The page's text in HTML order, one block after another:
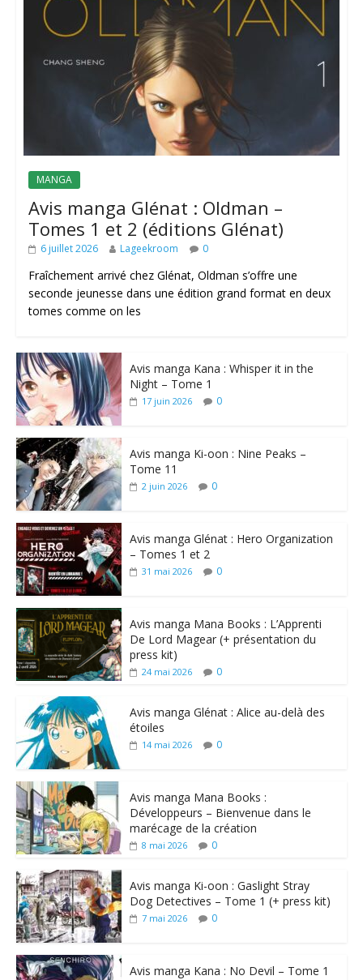
MANGA
Avis manga Glénat : Oldman –
Tomes 1 et 2 (éditions Glénat)
6 juillet 2026 Lageekroom 0
Fraîchement arrivé chez Glénat, Oldman s’offre une
seconde jeunesse dans une édition grand format en deux
tomes comme on les
Avis manga Kana : Whisper it in the
Night – Tome 1
17 juin 2026 0
Avis manga Ki-oon : Nine Peaks –
Tome 11
2 juin 2026 0
Avis manga Glénat : Hero Organization
– Tomes 1 et 2
31 mai 2026 0
Avis manga Mana Books : L’Apprenti
De Lord Magear (+ présentation du
press kit)
24 mai 2026 0
Avis manga Glénat : Alice au-delà des
étoiles
14 mai 2026 0
Avis manga Mana Books :
Développeurs – Bienvenue dans le
marécage de la création
8 mai 2026 0
Avis manga Ki-oon : Gaslight Stray
Dog Detectives – Tome 1 (+ press kit)
7 mai 2026 0
Avis manga Kana : No Devil – Tome 1